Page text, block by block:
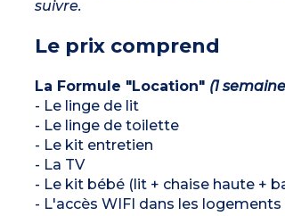
suivre.
Le prix comprend
La Formule "Location" (1
- Le linge de lit
- Le linge de toilette
- Le kit entretien
- La TV
- Le kit bébé (lit + chaise haute +
- L'accès WIFI dans les